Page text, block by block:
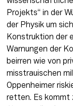
Projekts“ in der
der Physik um
Konstruktion der
Warnungen der
beirren wie von
misstrauischen
Oppenheimer
retten. Es kommt